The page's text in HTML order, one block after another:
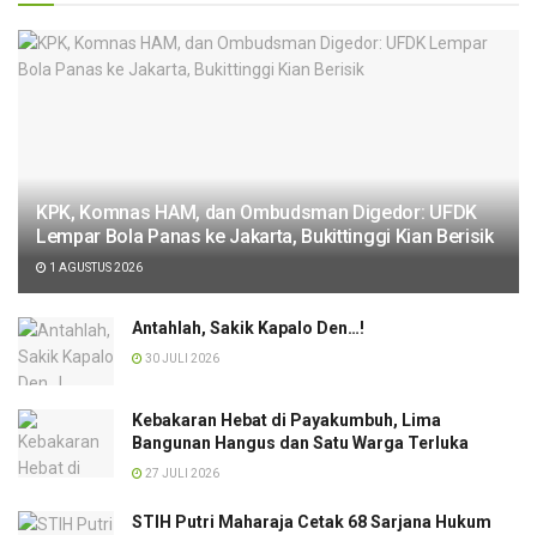
KPK, Komnas HAM, dan Ombudsman Digedor: UFDK
Lempar Bola Panas ke Jakarta, Bukittinggi Kian Berisik
1 AGUSTUS 2026
Antahlah, Sakik Kapalo Den…!
30 JULI 2026
Kebakaran Hebat di Payakumbuh, Lima
Bangunan Hangus dan Satu Warga Terluka
27 JULI 2026
STIH Putri Maharaja Cetak 68 Sarjana Hukum